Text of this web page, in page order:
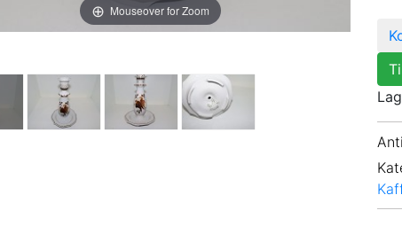
Mouseover for Zoom